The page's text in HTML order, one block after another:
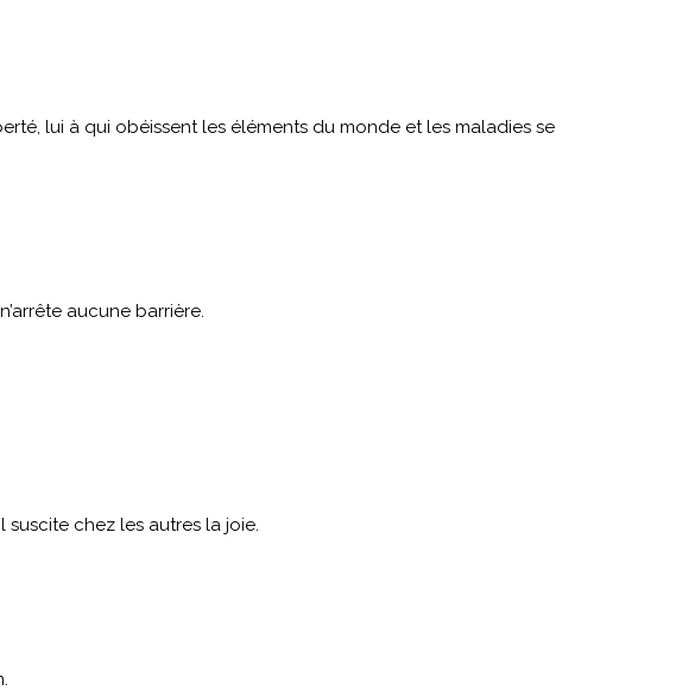
lui à qui obéissent les éléments du monde et les maladies se
aucune barrière.
suscite chez les autres la joie.